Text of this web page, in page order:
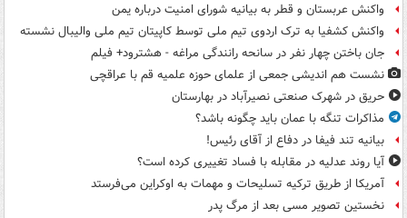
واکنش عربستان و قطر به بیانیه شورای امنیت درباره یمن
واکنش کشفیا به ترک اردوی تیم ملی توسط کاپیتان تیم ملی والیبال نشسته
جان باختن چهار نفر در سانحه رانندگی مراغه - هشترود+ فیلم
نشست هم اندیشی جمعی از علمای حوزه علمیه قم با عراقچی
حریق در شهرک صنعتی نصیرآباد در بهارستان
مذاکرات تنگه با عمان باید چگونه باشد؟
بیانیه تند فیفا در دفاع از آقای رئیس!
آیا روند عدلیه در مقابله با فساد تغییری کرده است؟
آمریکا از طریق ترکیه تسلیحات و مهمات به اوکراین می‌فرستد
نخستین تصویر مسی بعد از مرگ پدر